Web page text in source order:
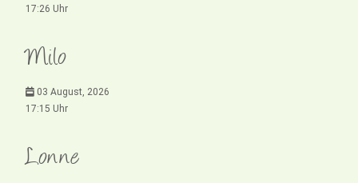
17:26 Uhr
Milo
03 August, 2026
17:15 Uhr
Lonne